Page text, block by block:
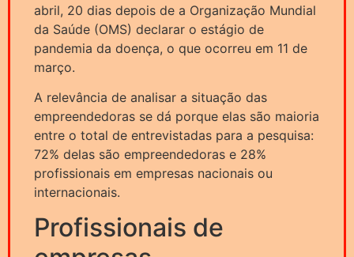
abril, 20 dias depois de a Organização Mundial
da Saúde (OMS) declarar o estágio de
pandemia da doença, o que ocorreu em 11 de
março.
A relevância de analisar a situação das
empreendedoras se dá porque elas são maioria
entre o total de entrevistadas para a pesquisa:
72% delas são empreendedoras e 28%
profissionais em empresas nacionais ou
internacionais.
Profissionais de